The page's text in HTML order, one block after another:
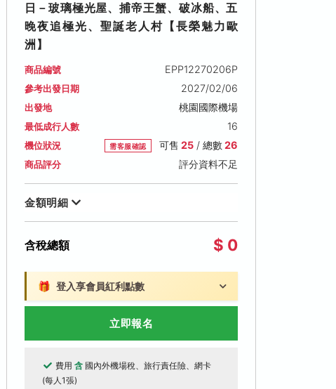
日－玻璃極光屋、捕帝王蟹、破冰船、五
晚夜追極光、聖誕老人村【長榮魅力歐
洲】
商品編號 EPP12270206P
參考出發日期 2027/02/06
出發地 桃園國際機場
最低成行人數 16
機位狀況 需客服確認 可售 25/ 總數26
商品評分 評分資料不足
金額明細
含稅總額 $ 0
🎁 登入享會員紅利點數
立即報名
費用 含 國內外機場稅、旅行責任險、網卡
(每人1張)